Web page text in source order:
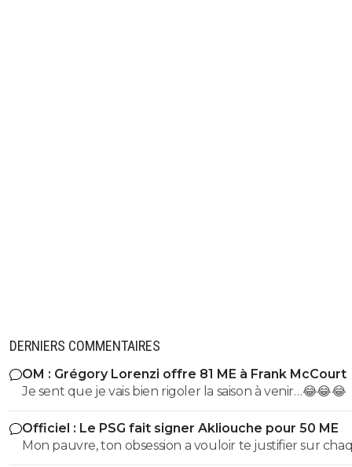
DERNIERS COMMENTAIRES
OM : Grégory Lorenzi offre 81 ME à Frank McCourt
Je sent que je vais bien rigoler la saison à venir…😂😂😂
Officiel : Le PSG fait signer Akliouche pour 50 ME
Mon pauvre, ton obsession a vouloir te justifier sur